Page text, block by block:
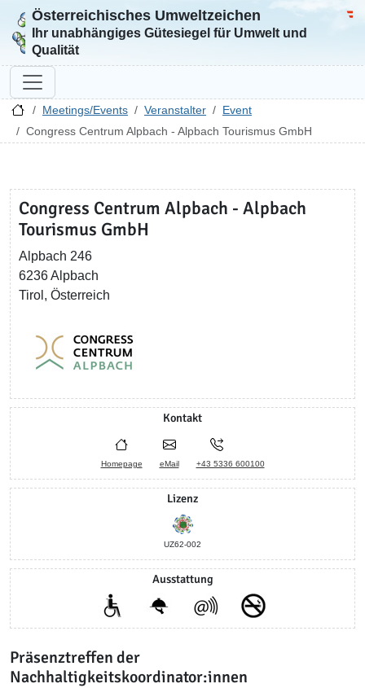
Zur Startseite
Österreichisches Umweltzeichen
Ihr unabhängiges Gütesiegel für Umwelt und
Qualität
Meetings/Events Veranstalter
Event
Congress Centrum Alpbach - Alpbach Tourismus GmbH
Congress Centrum Alpbach - Alpbach
Tourismus GmbH
Alpbach 246
6236 Alpbach
Tirol, Österreich
Kontakt
Homepage eMail +43 5336 600100
Lizenz
UZ62-002
Ausstattung
Präsenztreffen der
Nachhaltigkeitskoordinator:innen